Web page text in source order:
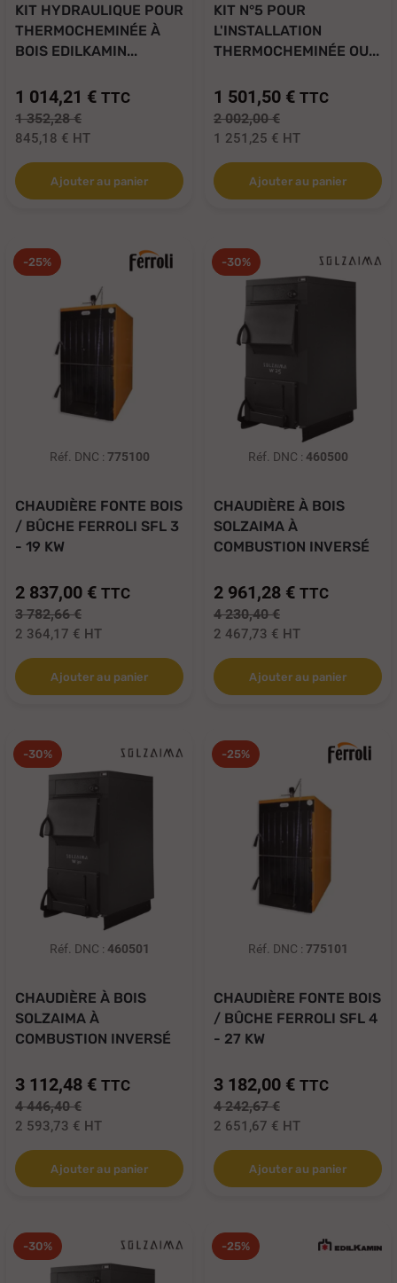
KIT HYDRAULIQUE POUR
THERMOCHEMINÉE À
BOIS EDILKAMIN...
1 014,21 € TTC
1 352,28 €
845,18 € HT
Ajouter au panier
KIT N°5 POUR
L'INSTALLATION
THERMOCHEMINÉE OU...
1 501,50 € TTC
2 002,00 €
1 251,25 € HT
Ajouter au panier
-25%
Réf. DNC : 775100
CHAUDIÈRE FONTE BOIS
/ BÛCHE FERROLI SFL 3
- 19 KW
2 837,00 € TTC
3 782,66 €
2 364,17 € HT
Ajouter au panier
-30%
Réf. DNC : 460500
CHAUDIÈRE À BOIS
SOLZAIMA À
COMBUSTION INVERSÉ
2 961,28 € TTC
4 230,40 €
2 467,73 € HT
Ajouter au panier
-30%
Réf. DNC : 460501
CHAUDIÈRE À BOIS
SOLZAIMA À
COMBUSTION INVERSÉ
3 112,48 € TTC
4 446,40 €
2 593,73 € HT
Ajouter au panier
-25%
Réf. DNC : 775101
CHAUDIÈRE FONTE BOIS
/ BÛCHE FERROLI SFL 4
- 27 KW
3 182,00 € TTC
4 242,67 €
2 651,67 € HT
Ajouter au panier
-30% -25%